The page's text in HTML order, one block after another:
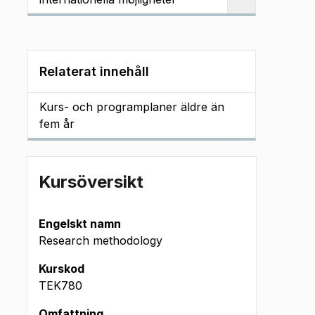
Relaterat innehåll
Kurs- och programplaner äldre än
fem år
Kursöversikt
Engelskt namn
Research methodology
Kurskod
TEK780